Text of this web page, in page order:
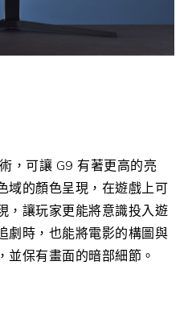
，可讓 G9 有著更高的亮
域的顏色呈現，在遊戲上可
，讓玩家更能將意識投入遊
劇時，也能將電影的構圖與
並保有畫面的暗部細節。